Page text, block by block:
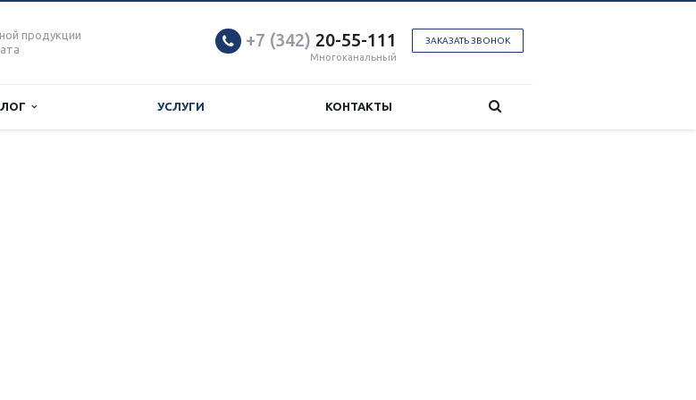
продукции
ЗАКАЗАТЬ ЗВОНОК
+7 (342) 20-55-111
Многоканальный
УСЛУГИ КОНТАКТЫ